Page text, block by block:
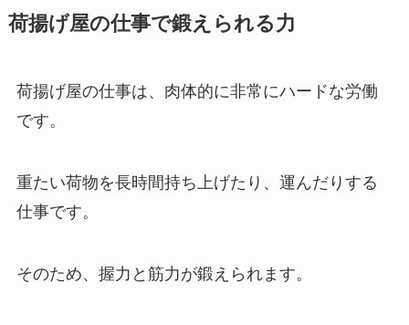
荷揚げ屋の仕事で鍛えられる力
荷揚げ屋の仕事は、肉体的に非常にハードな労働
です。
重たい荷物を長時間持ち上げたり、運んだりする
仕事です。
そのため、握力と筋力が鍛えられます。